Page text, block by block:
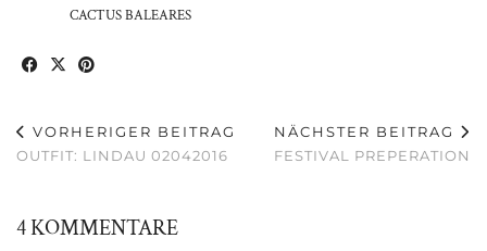
CACTUS BALEARES
VORHERIGER BEITRAG
OUTFIT: LINDAU 02042016
NÄCHSTER BEITRAG
FESTIVAL PREPERATION
4 KOMMENTARE